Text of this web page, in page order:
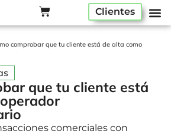
Clientes
comprobar que tu cliente está de alta como
que tu cliente está
comerciales con